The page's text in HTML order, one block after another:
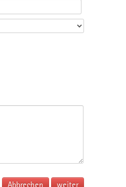
Abbrechen